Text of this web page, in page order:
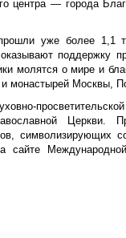
центра — города
уже более 1,1
поддержку
молятся о мире и
монастырей Москвы,
Церкви.
символизирующих
Международной